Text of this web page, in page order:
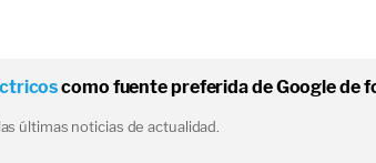
como fuente preferida de Google de
últimas noticias de actualidad.